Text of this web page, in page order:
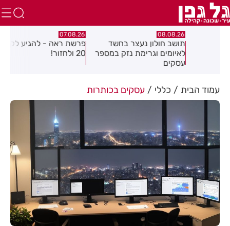
08.08.26
תושב חולון נעצר בחשד
לאיומים וגרימת נזק במספר
07.08.26
פרשת ראה - להגיע לקומה
20 ולחזור!
עמוד הבית כללי עסקים בכותרות